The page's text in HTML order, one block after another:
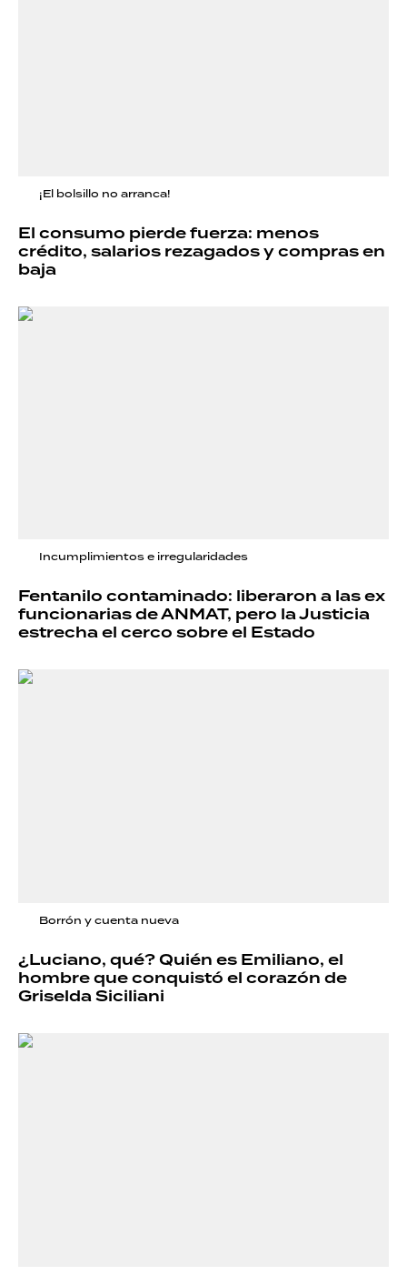
¡El bolsillo no arranca!
El consumo pierde fuerza: menos
crédito, salarios rezagados y compras en
baja
Incumplimientos e irregularidades
Fentanilo contaminado: liberaron a las ex
funcionarias de ANMAT, pero la Justicia
estrecha el cerco sobre el Estado
Borrón y cuenta nueva
¿Luciano, qué? Quién es Emiliano, el
hombre que conquistó el corazón de
Griselda Siciliani